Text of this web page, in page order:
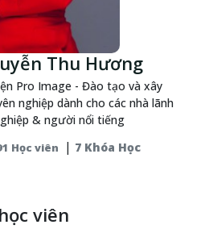
Thu Hương
Pro Image - Đào tạo và xây
nghiệp dành cho các nhà lãnh
& người nổi tiếng
Học viên | 7 Khóa Học
viên